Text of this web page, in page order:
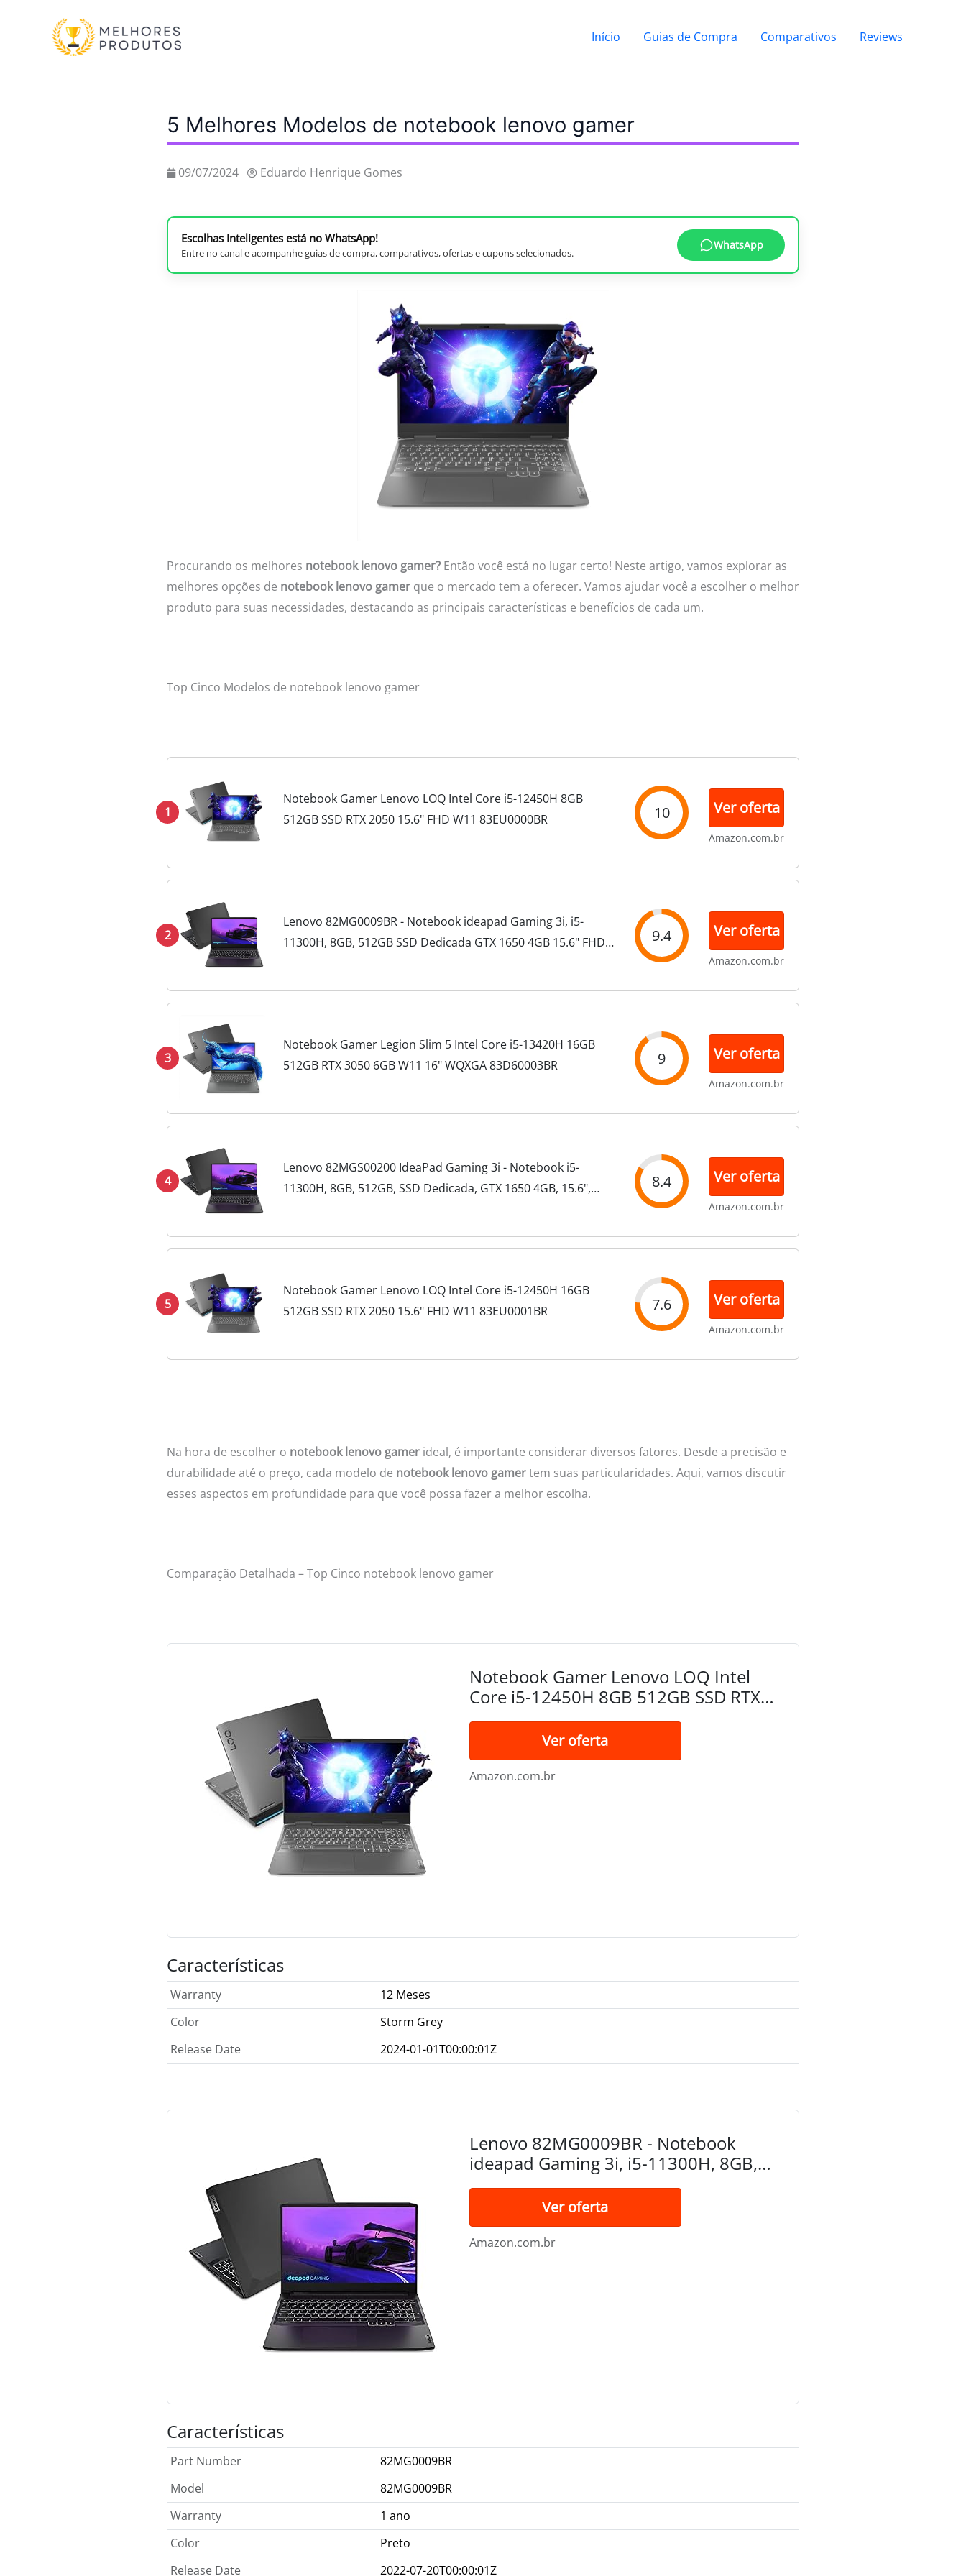
Início Guias de Compra Comparativos Reviews
5 Melhores Modelos de notebook lenovo gamer
09/07/2024 Eduardo Henrique Gomes
Escolhas Inteligentes está no WhatsApp!
Entre no canal e acompanhe guias de compra, comparativos, ofertas e cupons selecionados.
WhatsApp
Procurando os melhores notebook lenovo gamer? Então você está no lugar certo! Neste artigo, vamos explorar as
melhores opções de notebook lenovo gamer que o mercado tem a oferecer. Vamos ajudar você a escolher o melhor
produto para suas necessidades, destacando as principais características e benefícios de cada um.
Top Cinco Modelos de notebook lenovo gamer
1
Notebook Gamer Lenovo LOQ Intel Core i5-12450H 8GB
512GB SSD RTX 2050 15.6" FHD W11 83EU0000BR
10 Ver oferta
Amazon.com.br
2
Lenovo 82MG0009BR - Notebook ideapad Gaming 3i, i5-
11300H, 8GB, 512GB SSD Dedicada GTX 1650 4GB 15.6" FHD
9.4 Ver oferta
Amazon.com.br
3
Notebook Gamer Legion Slim 5 Intel Core i5-13420H 16GB
512GB RTX 3050 6GB W11 16" WQXGA 83D60003BR
9 Ver oferta
Amazon.com.br
4
Lenovo 82MGS00200 IdeaPad Gaming 3i - Notebook i5-
11300H, 8GB, 512GB, SSD Dedicada, GTX 1650 4GB, 15.6",
8.4 Ver oferta
Amazon.com.br
5
Notebook Gamer Lenovo LOQ Intel Core i5-12450H 16GB
512GB SSD RTX 2050 15.6" FHD W11 83EU0001BR
7.6 Ver oferta
Amazon.com.br
Na hora de escolher o notebook lenovo gamer ideal, é importante considerar diversos fatores. Desde a precisão e
durabilidade até o preço, cada modelo de notebook lenovo gamertem suas particularidades. Aqui, vamos discutir
esses aspectos em profundidade para que você possa fazer a melhor escolha.
Comparação Detalhada – Top Cinco notebook lenovo gamer
Notebook Gamer Lenovo LOQ Intel
Core i5-12450H 8GB 512GB SSD RTX
2050 15.6" FHD W11 83EU0000BR
Ver oferta
Amazon.com.br
Características
Warranty
12 Meses
Color
Storm Grey
Release Date
2024-01-01T00:00:01Z
Lenovo 82MG0009BR - Notebook
ideapad Gaming 3i, i5-11300H, 8GB,
512GB SSD Dedicada GTX 1650 4GB
15.6" FHD WVA W11, Preto
Ver oferta
Amazon.com.br
Características
Part Number
82MG0009BR
Model
82MG0009BR
Warranty
1 ano
Color
Preto
Release Date
2022-07-20T00:00:01Z